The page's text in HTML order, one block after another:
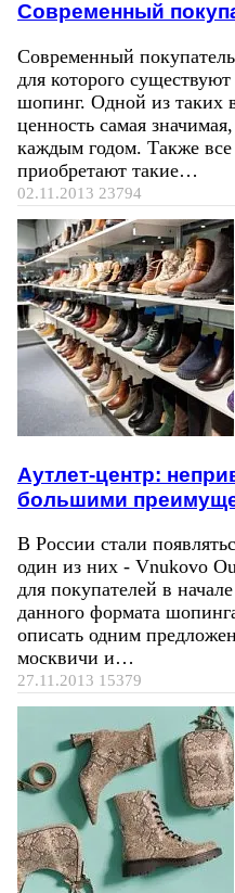
Современный
Современный
для которого
шопинг. Одной из таких
ценность самая
каждым годом. Также все
приобретают такие…
02.11.2013 23794
Аутлет-центр:
большими
В России стали
один из них - Vnukovo
для покупателей в
данного формата
описать одним
москвичи и…
27.11.2013 15379